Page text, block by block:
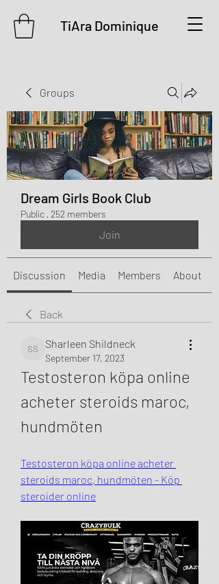
TiAra Dominique
Groups
Dream Girls Book Club
Public · 252 members
Join
Discussion Media Members About
Back
Sharleen Shildneck
Sharleen Shildneck
September 17, 2023
Testosteron köpa online
acheter steroids maroc,
hundmöten
Testosteron köpa online acheter
steroids maroc, hundmöten - Köp
steroider online